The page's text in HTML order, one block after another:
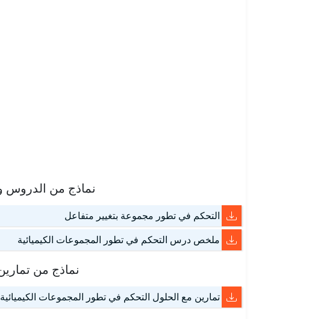
نماذج من الدروس
التحكم في تطور مجموعة بتغيير متفاعل
ملخص درس التحكم في تطور المجموعات الكيميائية
نماذج من
تمارين مع الحلول التحكم في تطور المجموعات الكيميائية